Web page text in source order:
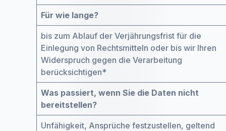
Für wie lange?
bis zum Ablauf der Verjährungsfrist für die
Einlegung von Rechtsmitteln oder bis wir Ihren
Widerspruch gegen die Verarbeitung
berücksichtigen*
Was passiert, wenn Sie die Daten nicht
bereitstellen?
Unfähigkeit, Ansprüche festzustellen, geltend